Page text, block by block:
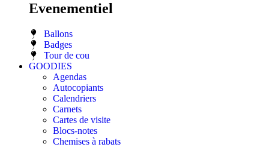
Evenementiel
Ballons
Badges
Tour de cou
GOODIES
Agendas
Autocopiants
Calendriers
Carnets
Cartes de visite
Blocs-notes
Chemises à rabats